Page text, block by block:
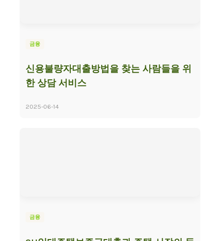
금융
신용불량자대출방법을 찾는 사람들을 위
한 상담 서비스
2025-06-14
금융